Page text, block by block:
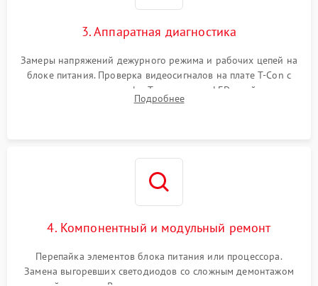
3. Аппаратная диагностика
Замеры напряжений дежурного режима и рабочих цепей на
блоке питания. Проверка видеосигналов на плате T-Con с
помощью осциллографа. Тестирование LED-драйвера и
светодиодных планок подсветки мультиметром.
Подробнее
4. Компонентный и модульный ремонт
Перепайка элементов блока питания или процессора.
Замена выгоревших светодиодов со сложным демонтажом